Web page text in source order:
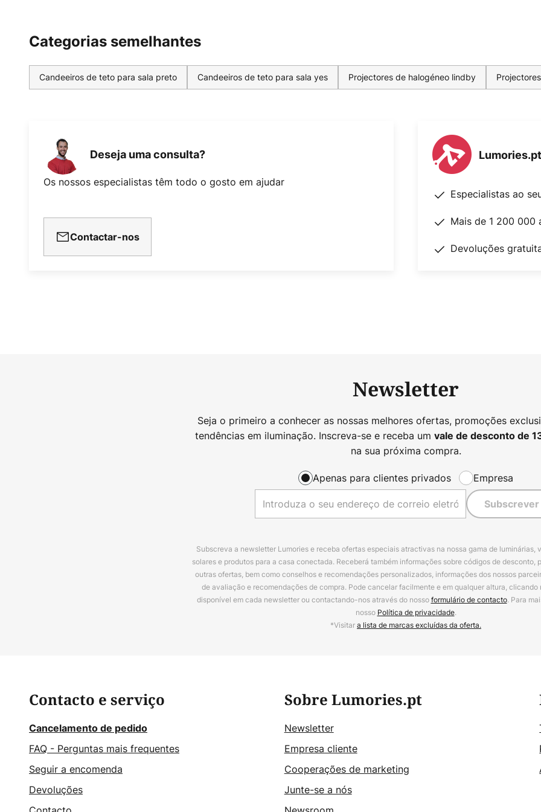
Categorias semelhantes
Candeeiros de teto para sala preto Candeeiros de teto para sala yes Projectores de halogéneo lindby
Deseja uma consulta?
Os nossos especialistas têm todo o gosto em ajudar
Contactar-nos
Lumories.pt
Especialistas ao
Mais de 1 200
Devoluções
Newsletter
Seja o primeiro a conhecer as nossas melhores ofertas, promoções
tendências em iluminação. Inscreva-se e receba um vale de desconto de
na sua próxima compra.
Apenas para clientes privados Empresa
Subscrever
Subscreva a newsletter Lumories e receba ofertas especiais atractivas na nossa gama de luminárias,
solares e produtos para a casa conectada. Receberá também informações sobre códigos de desconto,
outras ofertas, bem como conselhos e recomendações personalizados, informações dos nossos
de avaliação e recomendações de compra. Pode cancelar facilmente e em qualquer altura, clicando
disponível em cada newsletter ou contactando-nos através do nossoformulário de contacto. Para
nosso Política de privacidade.
*Visitara lista de marcas excluídas da oferta.
Contacto e serviço
Cancelamento de pedido
FAQ - Perguntas mais frequentes
Seguir a encomenda
Devoluções
Sobre Lumories.pt
Newsletter
Empresa cliente
Cooperações de marketing
Junte-se a nós